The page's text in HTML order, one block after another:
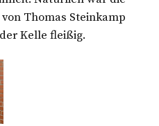
Thomas Steinkamp
Kelle fleißig.